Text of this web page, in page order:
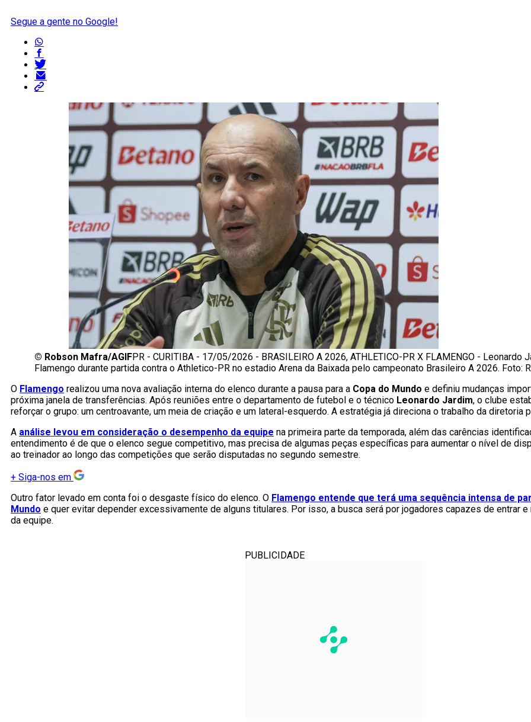
Segue a gente no Google!
© Robson Mafra/AGIFPR - CURITIBA - 17/05/2026 - BRASILEIRO A 2026, ATHLETICO-PR X FLAMENGO - Leonardo
Flamengo durante partida contra o Athletico-PR no estadio Arena da Baixada pelo campeonato Brasileiro A 2026. Foto:
O Flamengo realizou uma nova avaliação interna do elenco durante a pausa para a Copa do Mundo e definiu mudanças
próxima janela de transferências. Após reuniões entre o departamento de futebol e o técnico Leonardo Jardim, o clube
reforçar o grupo: um centroavante, um meia de criação e um lateral-esquerdo. A estratégia já direciona o trabalho da diretoria
A análise levou em consideração o desempenho da equipe na primeira parte da temporada, além das carências
entendimento é de que o elenco segue competitivo, mas precisa de algumas peças específicas para aumentar o nível de
ao treinador ao longo das competições que serão disputadas no segundo semestre.
+ Siga-nos em
Outro fator levado em conta foi o desgaste físico do elenco. O Flamengo entende que terá uma sequência intensa de
Mundo e quer evitar depender excessivamente de alguns titulares. Por isso, a busca será por jogadores capazes de entrar
da equipe.
PUBLICIDADE